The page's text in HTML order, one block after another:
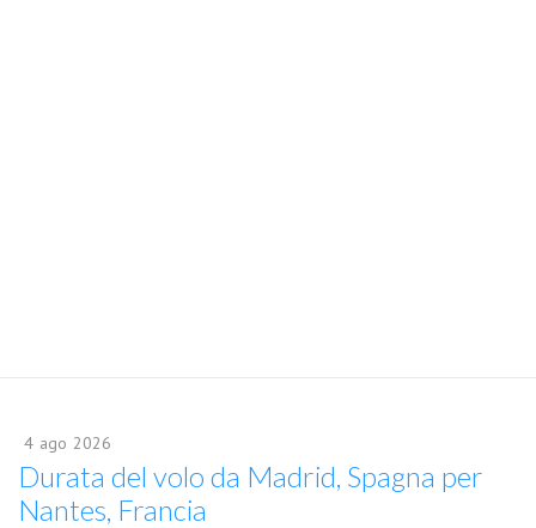
4 ago 2026
Durata del volo da Madrid, Spagna per
Nantes, Francia